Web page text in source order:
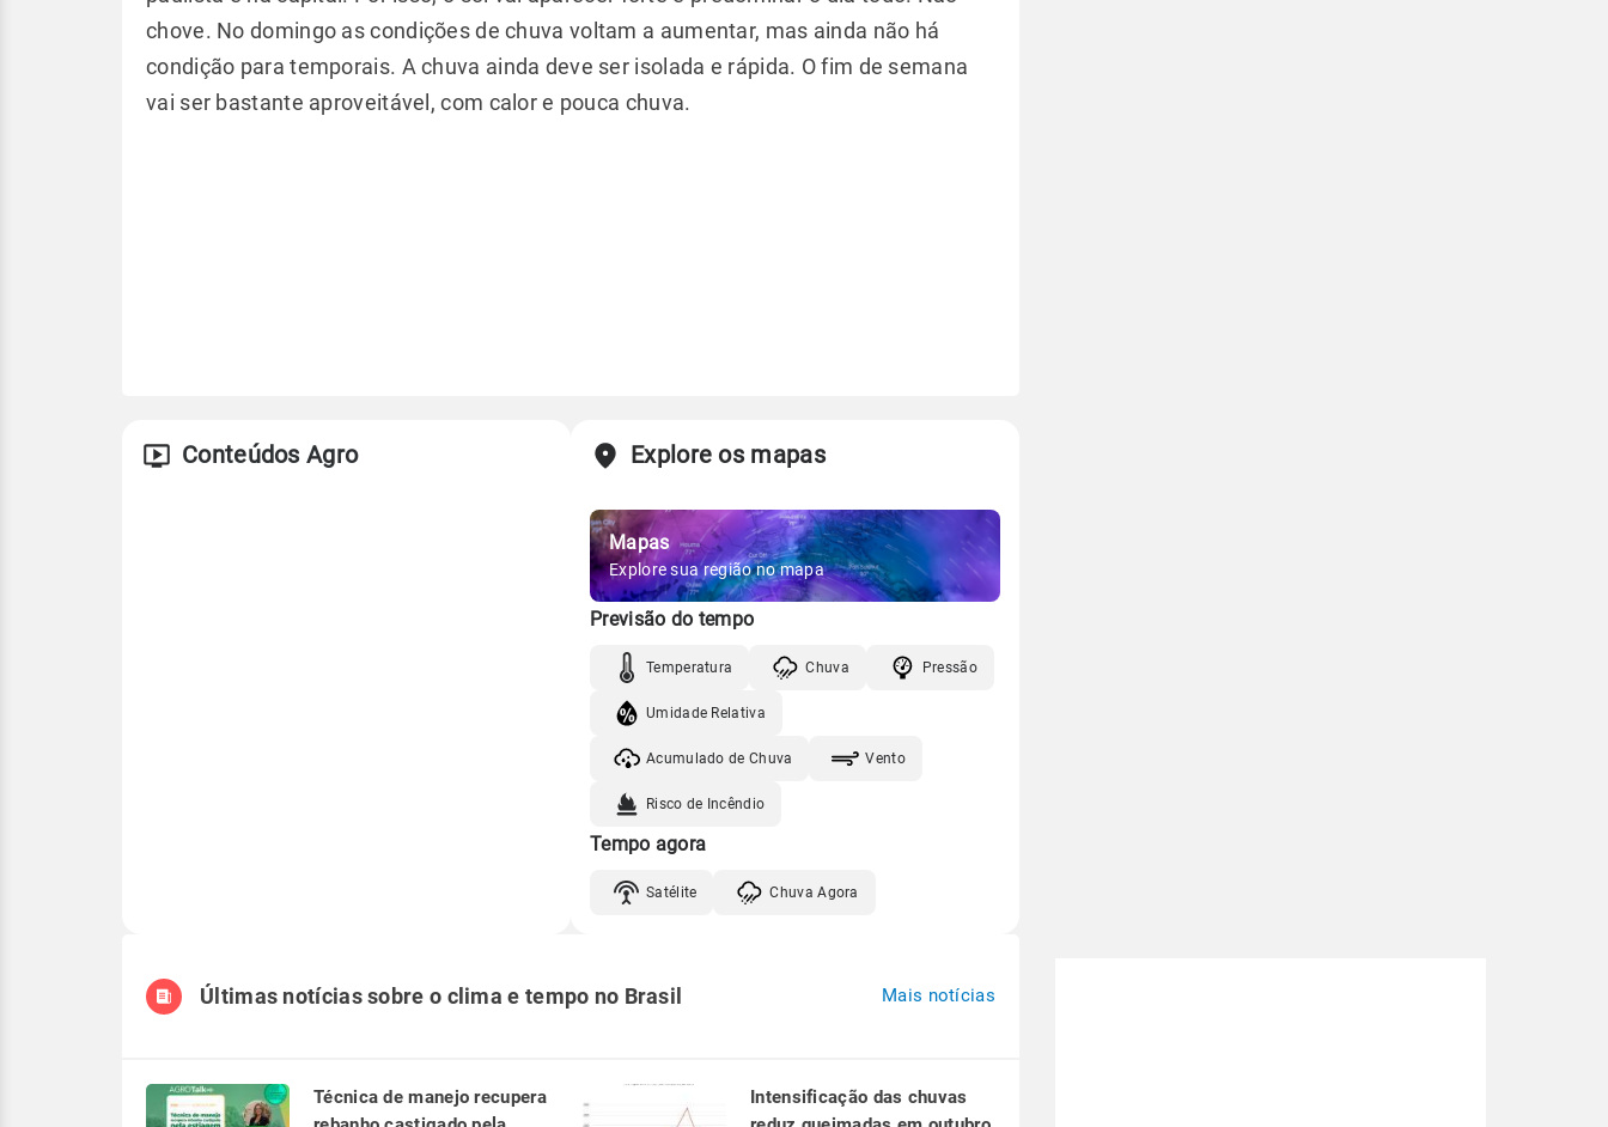
chove. No domingo as condições de chuva voltam a aumentar, mas ainda não há
condição para temporais. A chuva ainda deve ser isolada e rápida. O fim de semana
vai ser bastante aproveitável, com calor e pouca chuva.
Conteúdos Agro Explore os mapas
Mapas
Explore sua região no mapa
Previsão do tempo
Temperatura Chuva Pressão
Umidade Relativa
Acumulado de Chuva Vento
Risco de Incêndio
Tempo agora
Satélite Chuva Agora
Últimas notícias sobre o clima e tempo no Brasil Mais notícias
Técnica de manejo recupera
Intensificação das chuvas